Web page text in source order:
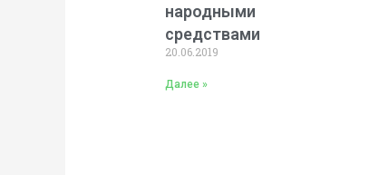
народными
средствами
20.06.2019
Далее »